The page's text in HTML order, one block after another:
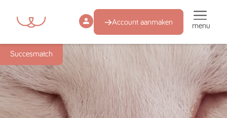
Account aanmaken menu
Succesmatch